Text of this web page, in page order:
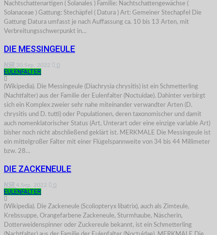
Nachtschattenartigen ( Solanales ) Familie: Nachtschattengewächse (
Solanaceae ) Gattung: Stechäpfel ( Datura ) Art: Gemeiner Stechapfel Die
Gattung Datura umfasst je nach Auffassung ca. 10 bis 13 Arten, mit
Verbreitungsschwerpunkt in…
DIE MESSINGEULE
NSR 30.Sep. 2022 0
EULENFALTER
(Wikipedia). Die Messingeule (Diachrysia chrysitis) ist ein Schmetterling
(Nachtfalter) aus der Familie der Eulenfalter (Noctuidae). Dahinter verbirgt
sich ein Komplex zweier sehr nahe miteinander verwandter Arten (D.
chrysitis und D. tutti) oder Populationen, deren taxonomischer und damit
auch nomenklatorischer Status (Art, Unterart oder eine einzige variable Art)
bisher noch nicht abschließend geklärt ist. MERKMALE Die Messingeule ist
ein mittelgroßer Falter mit einer Flügelspannweite von 34 bis 44 Millimeter
bzw. 28…
DIE ZACKENEULE
NSR 4.Sep. 2022 0
EULENFALTER
(Wikipedia). Die Zackeneule (Scoliopteryx libatrix), auch als Zimteule,
Krebssuppe, Orangefarbene Zackeneule, Sturmhaube, Näscherin,
Dotterweidenspinner oder Zuckereule bekannt, ist ein Schmetterling